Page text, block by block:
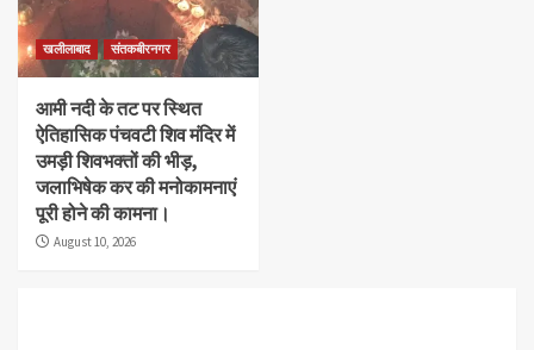
खलीलाबाद संतकबीरनगर
आमी नदी के तट पर स्थित
ऐतिहासिक पंचवटी शिव मंदिर में
उमड़ी शिवभक्तों की भीड़,
जलाभिषेक कर की मनोकामनाएं
पूरी होने की कामना।
August 10, 2026